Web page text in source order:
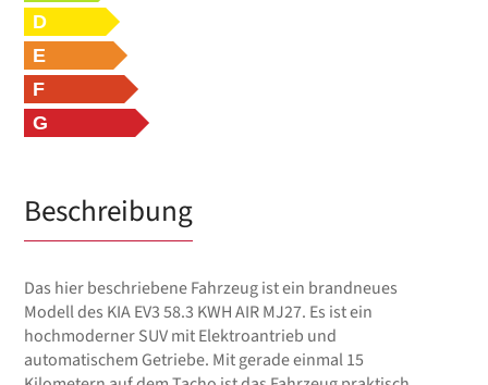
D
E
F
G
Beschreibung
Das hier beschriebene Fahrzeug ist ein brandneues
Modell des KIA EV3 58.3 KWH AIR MJ27. Es ist ein
hochmoderner SUV mit Elektroantrieb und
automatischem Getriebe. Mit gerade einmal 15